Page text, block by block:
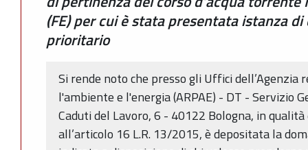
(FE) per cui è stata presentata istanza di
prioritario
Si rende noto che presso gli Uffici dell’Agenzia
l'ambiente e l'energia (ARPAE) - DT - Servizio
Caduti del Lavoro, 6 - 40122 Bologna, in
all’articolo 16 L.R. 13/2015, è depositata la